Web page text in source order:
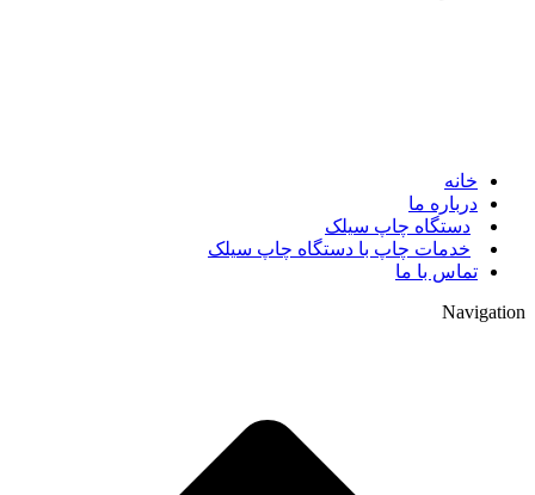
خانه
درباره ما
دستگاه چاپ سیلک
خدمات چاپ با دستگاه چاپ سیلک
تماس با ما
Navigation